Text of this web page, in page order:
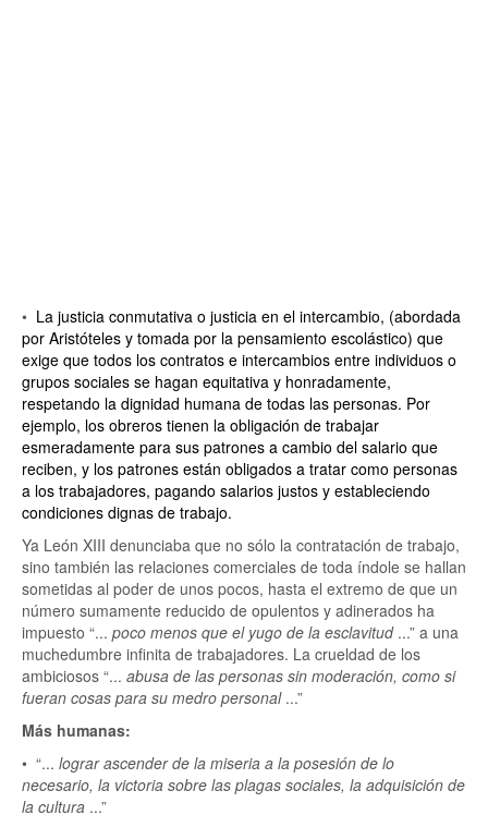
• La justicia conmutativa o justicia en el intercambio, (abordada
por Aristóteles y tomada por la pensamiento escolástico) que
exige que todos los contratos e intercambios entre individuos o
grupos sociales se hagan equitativa y honradamente,
respetando la dignidad humana de todas las personas. Por
ejemplo, los obreros tienen la obligación de trabajar
esmeradamente para sus patrones a cambio del salario que
reciben, y los patrones están obligados a tratar como personas
a los trabajadores, pagando salarios justos y estableciendo
condiciones dignas de trabajo.
Ya León XIII denunciaba que no sólo la contratación de trabajo,
sino también las relaciones comerciales de toda índole se hallan
sometidas al poder de unos pocos, hasta el extremo de que un
número sumamente reducido de opulentos y adinerados ha
impuesto “... poco menos que el yugo de la esclavitud ...” a una
muchedumbre infinita de trabajadores. La crueldad de los
ambiciosos “... abusa de las personas sin moderación, como si
fueran cosas para su medro personal ...”
Más humanas:
• “... lograr ascender de la miseria a la posesión de lo
necesario, la victoria sobre las plagas sociales, la adquisición de
la cultura ...”